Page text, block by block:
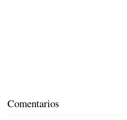
Comentarios